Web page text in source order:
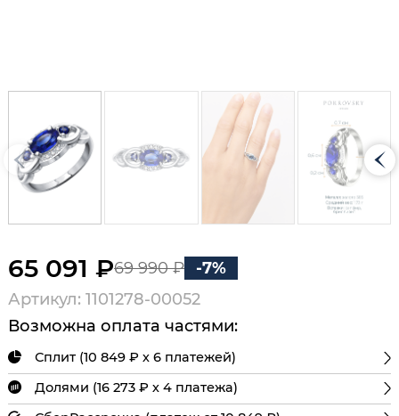
65 091 ₽69 990 ₽
-7%
Артикул: 1101278-00052
Возможна оплата частями:
Сплит (10 849 ₽ х 6 платежей)
Долями (16 273 ₽ х 4 платежа)